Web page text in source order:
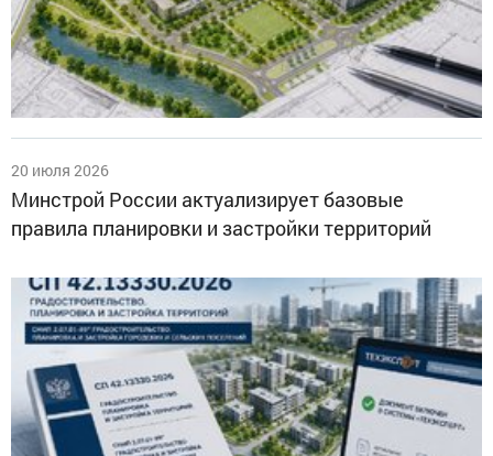
20 июля 2026
Минстрой России актуализирует базовые
правила планировки и застройки территорий